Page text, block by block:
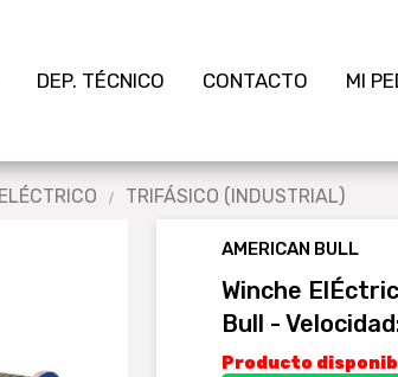
DEP. TÉCNICO CONTACTO MI
TRIFÁSICO (INDUSTRIAL)
AMERICAN BULL
Winche
Bull -
Producto